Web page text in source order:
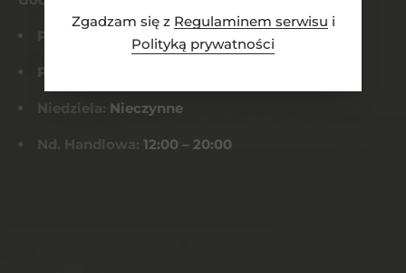
Zgadzam się z Regulaminem serwisu i
Polityką prywatności
Pn-Czw: 8:00 – 21:00
Pt-Sob:
Niedziela: Nieczynne
Nd. Handlowa: 12:00 – 20:00